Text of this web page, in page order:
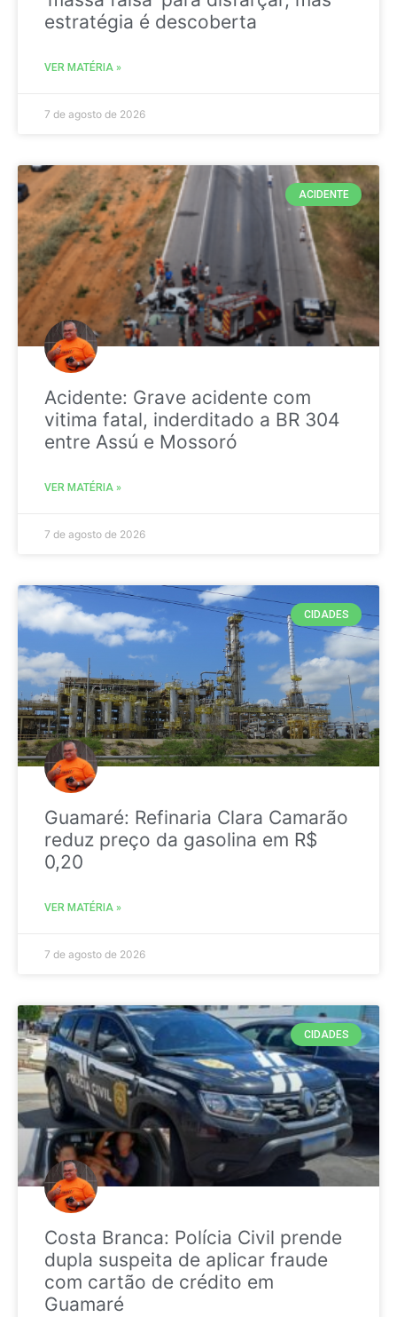
estratégia é descoberta
VER MATÉRIA »
7 de agosto de 2026
ACIDENTE
Acidente: Grave acidente com
vitima fatal, inderditado a BR 304
entre Assú e Mossoró
VER MATÉRIA »
7 de agosto de 2026
CIDADES
Guamaré: Refinaria Clara Camarão
reduz preço da gasolina em R$
0,20
VER MATÉRIA »
7 de agosto de 2026
CIDADES
Costa Branca: Polícia Civil prende
dupla suspeita de aplicar fraude
com cartão de crédito em
Guamaré